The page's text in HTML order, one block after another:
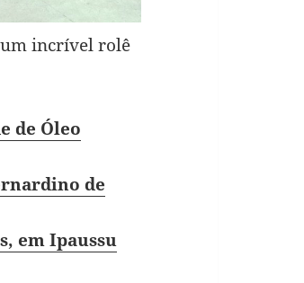
incrível rolê
de Óleo
de
em Ipaussu